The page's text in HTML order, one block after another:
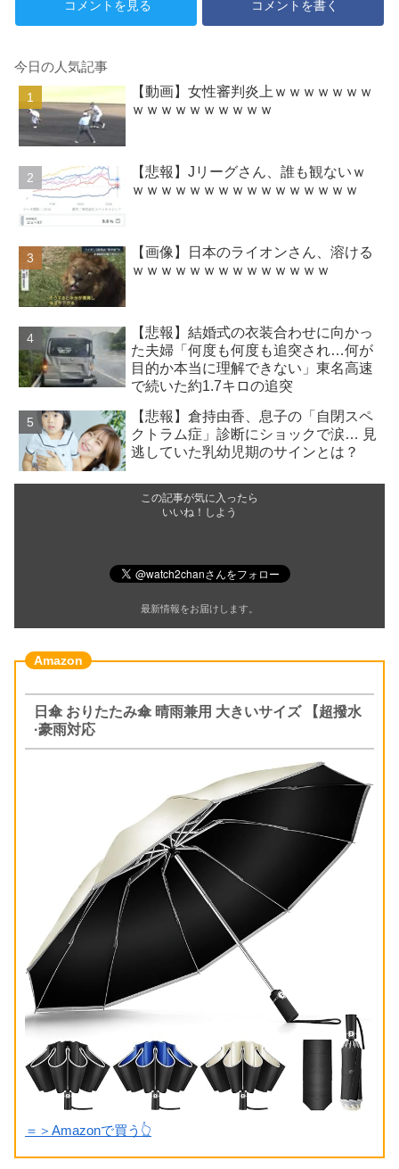
コメントを見る コメントを書く
今日の人気記事
【動画】女性審判炎上ｗｗｗｗｗｗｗ
ｗｗｗｗｗｗｗｗｗｗ
【悲報】Jリーグさん、誰も観ないｗ
ｗｗｗｗｗｗｗｗｗｗｗｗｗｗｗｗ
【画像】日本のライオンさん、溶ける
ｗｗｗｗｗｗｗｗｗｗｗｗｗｗ
【悲報】結婚式の衣装合わせに向かっ
た夫婦「何度も何度も追突され…何が
目的か本当に理解できない」東名高速
で続いた約1.7キロの追突
【悲報】倉持由香、息子の「自閉スペ
クトラム症」診断にショックで涙… 見
逃していた乳幼児期のサインとは？
この記事が気に入ったら
いいね！しよう
最新情報をお届けします。
日傘 おりたたみ傘 晴雨兼用 大きいサイズ 【超撥水
·豪雨対応
＝＞Amazonで買う👆